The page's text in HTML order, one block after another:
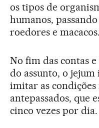
os tipos de
humanos,
roedores e macacos.
No fim das contas
do assunto, o
imitar as condições
antepassados, que
cinco vezes por dia.